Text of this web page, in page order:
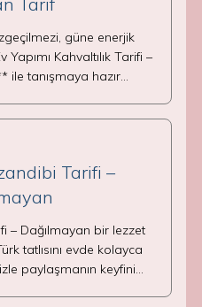
güne enerjik
Kahvaltılık Tarifi –
ile tanışmaya hazır…
Tarifi –
– Dağılmayan bir lezzet
tatlısını evde kolayca
paylaşmanın keyfini…